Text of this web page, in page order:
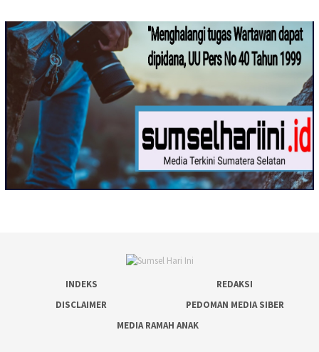
INDEKS
REDAKSI
DISCLAIMER
PEDOMAN MEDIA SIBER
MEDIA RAMAH ANAK